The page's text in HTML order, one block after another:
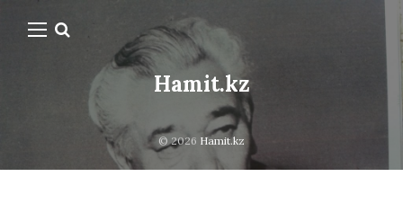
Hamit.kz
© 2026 Hamit.kz